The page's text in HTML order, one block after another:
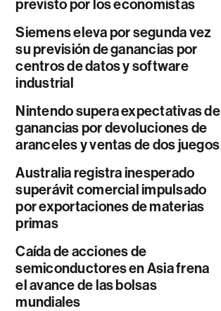
previsto por los economistas
Siemens eleva por segunda vez
su previsión de ganancias por
centros de datos y software
industrial
Nintendo supera expectativas de
ganancias por devoluciones de
aranceles y ventas de dos juegos
Australia registra inesperado
superávit comercial impulsado
por exportaciones de materias
primas
Caída de acciones de
semiconductores en Asia frena
el avance de las bolsas
mundiales